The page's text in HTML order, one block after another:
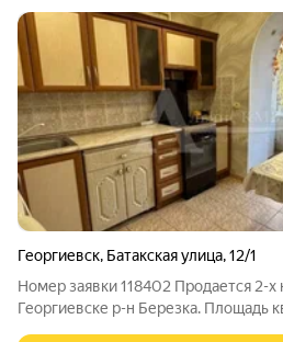
Георгиевск, Батакская улица,12/1
Номер заявки 118402 Продается 2-х
Георгиевске р-н Березка. Площадь